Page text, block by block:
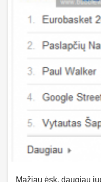
Mažiau ėsk, daugiau